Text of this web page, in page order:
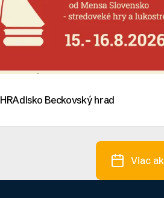
HRAdisko Beckovský hrad
Viac